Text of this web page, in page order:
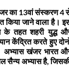
का 13वां संस्करण 4
किया जाने वाला है।
के तहत शहरी युद्ध
केंद्रित करते हुए
अभ्यास खंजर भारत
सैन्य अभ्यास है,